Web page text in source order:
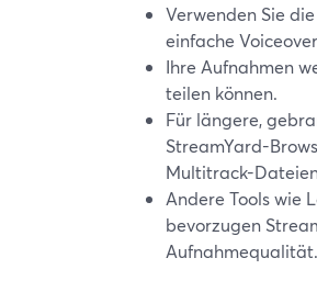
Verwenden Sie
einfache
Ihre Aufnahmen
teilen können.
Für längere,
StreamYard-
Multitrack-
Andere Tools wie
bevorzugen